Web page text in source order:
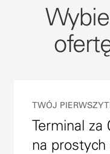
TWÓJ PIERWSZY
Terminal za
na prostych